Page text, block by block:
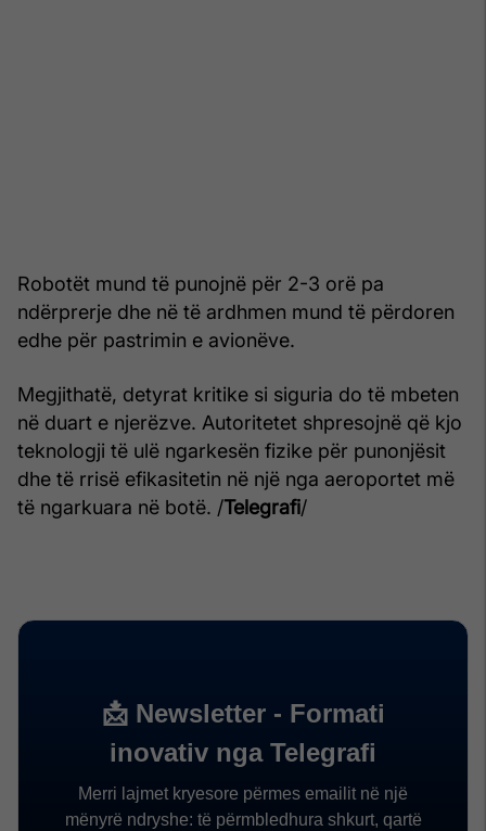
Robotët mund të punojnë për 2-3 orë pa
ndërprerje dhe në të ardhmen mund të përdoren
edhe për pastrimin e avionëve.
Megjithatë, detyrat kritike si siguria do të mbeten
në duart e njerëzve. Autoritetet shpresojnë që kjo
teknologji të ulë ngarkesën fizike për punonjësit
dhe të rrisë efikasitetin në një nga aeroportet më
të ngarkuara në botë. /Telegrafi/